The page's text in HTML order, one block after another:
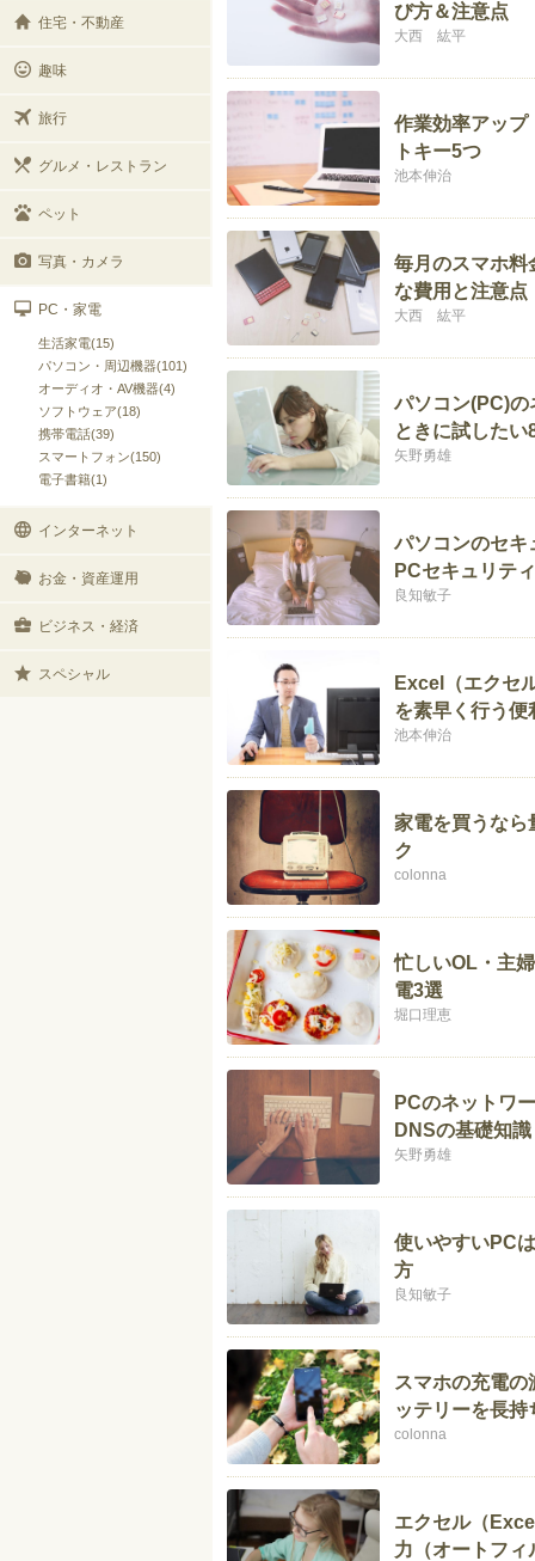
住宅・不動産
趣味
旅行
グルメ・レストラン
ペット
写真・カメラ
PC・家電
生活家電(15)
パソコン・周辺機器(101)
オーディオ・AV機器(4)
ソフトウェア(18)
携帯電話(39)
スマートフォン(150)
電子書籍(1)
インターネット
お金・資産運用
ビジネス・経済
スペシャル
び方＆注意点
大西 紘平
作業効率アップ
トキー5つ
池本伸治
毎月のスマホ料
な費用と注意点
大西 紘平
パソコン(PC)
ときに試したい
矢野勇雄
パソコンのセキ
PCセキュリテ
良知敏子
Excel（エクセ
を素早く行う便
池本伸治
家電を買うなら
ク
colonna
忙しいOL・主
電3選
堀口理恵
PCのネットワ
DNSの基礎知識
矢野勇雄
使いやすいPC
方
良知敏子
スマホの充電
ッテリーを長持
colonna
エクセル（
力（オートフィ